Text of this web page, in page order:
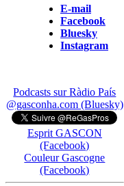
E-mail
Facebook
Bluesky
Instagram
Podcasts sur Ràdio País
@gasconha.com (Bluesky)
Esprit GASCON
(Facebook)
Couleur Gascogne
(Facebook)